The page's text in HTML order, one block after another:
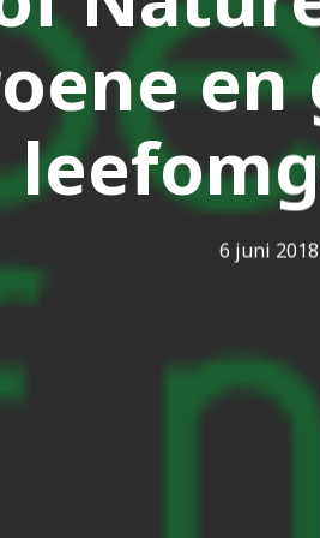
en
6 juni 2018